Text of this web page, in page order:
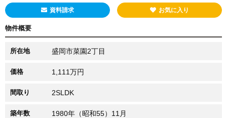
資料請求 お気に入り
物件概要
所在地 盛岡市菜園2丁目
価格 1,111万円
間取り 2SLDK
築年数
1980年（昭和55）11月